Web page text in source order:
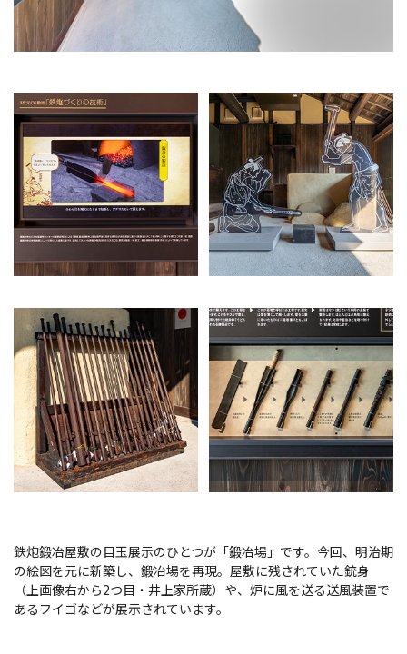
鉄炮鍛冶屋敷の目玉展示のひとつが「鍛冶場」です。今回、明治期
の絵図を元に新築し、鍛冶場を再現。屋敷に残されていた銃身
（上画像右から2つ目・井上家所蔵）や、炉に風を送る送風装置で
あるフイゴなどが展示されています。